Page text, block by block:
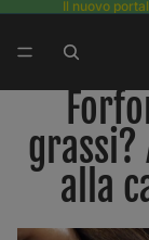
Il nuovo
grassi?
alla